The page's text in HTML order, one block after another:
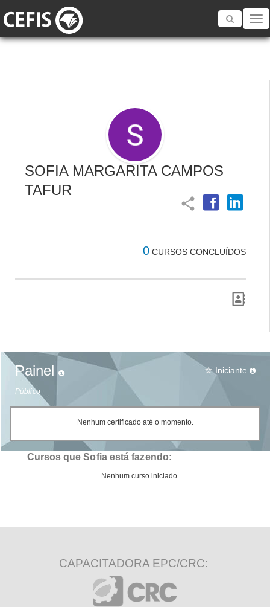
Toggle
SOFIA MARGARITA CAMPOS
TAFUR
share
0 CURSOS CONCLUÍDOS
Painel
Público
star_border Iniciante
Nenhum certificado até o momento.
Cursos que Sofia está fazendo:
Nenhum curso iniciado.
CAPACITADORA EPC/CRC: